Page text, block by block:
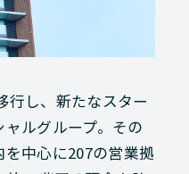
行し、新たなスター
ルグループ。その
中心に207の営業拠